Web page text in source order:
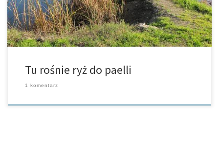
Tu rośnie ryż do paelli
1 komentarz